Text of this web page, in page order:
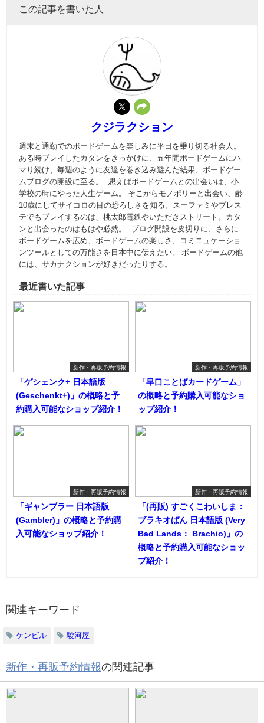
この記事を書いた人
クジラクション
週末と通勤でのボードゲームを楽しみに平日を乗り切る社会人。
ある時プレイしたカタンをきっかけに、五年間ボードゲームにハ
マり続け、毎週のように友達を巻き込み遊んだ結果、ボードゲー
ムブログの開設に至る。 思えばボードゲームとの出会いは、小
学校の時にやった人生ゲーム。 そこからモノポリーと出会い、齢
10歳にしてサイコロの目の恐ろしさを知る。スーファミやプレス
テでもプレイするのは、桃太郎電鉄やいただきストリート。カタ
ンと出会ったのはもはや必然。 ブログ開設を皮切りに、さらに
ボードゲームを広め、ボードゲームの楽しさ、コミニュケーショ
ンツールとしての万能さを日本中に伝えたい。 ボードゲームの他
には、サカナクションが好きだったりする。
最近書いた記事
新作・再販予約情報
「ゲシェンク+ 日本語版
(Geschenkt+)」の概略と予
約購入可能なショップ紹介！
新作・再販予約情報
「早口ことばカードゲーム」
の概略と予約購入可能なショ
ップ紹介！
新作・再販予約情報
「ギャンブラー 日本語版
(Gambler)」の概略と予約購
入可能なショップ紹介！
新作・再販予約情報
「(再販) すごくこわいしま：
ブラキオばん 日本語版 (Very
Bad Lands： Brachio)」の
概略と予約購入可能なショッ
プ紹介！
関連キーワード
ケンビル 駿河屋
新作・再販予約情報の関連記事